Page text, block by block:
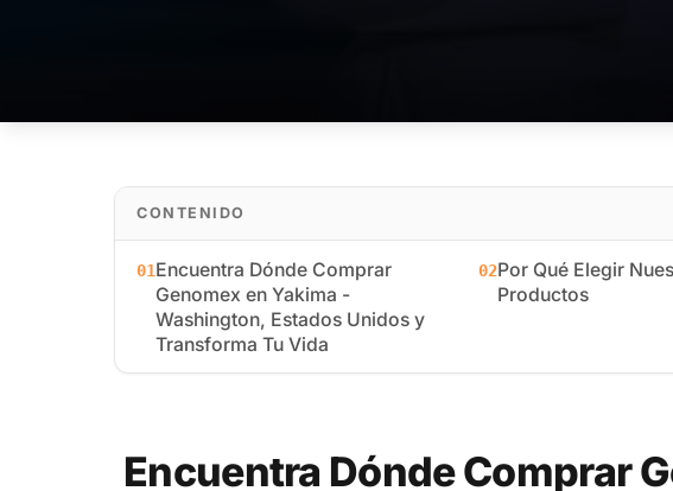
CONTENIDO
01Encuentra Dónde Comprar
Genomex en Yakima -
Washington, Estados Unidos y
Transforma Tu Vida
02Por Qué Elegir
Productos
Encuentra Dónde Comprar